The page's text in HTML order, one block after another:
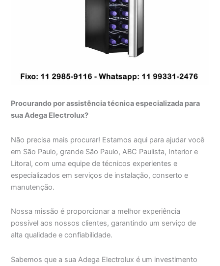
Procurando por assistência técnica especializada para
sua Adega Electrolux?
Não precisa mais procurar! Estamos aqui para ajudar você
em São Paulo, grande São Paulo, ABC Paulista, Interior e
Litoral, com uma equipe de técnicos experientes e
especializados em serviços de instalação, conserto e
manutenção.
Nossa missão é proporcionar a melhor experiência
possível aos nossos clientes, garantindo um serviço de
alta qualidade e confiabilidade.
Sabemos que a sua Adega Electrolux é um investimento